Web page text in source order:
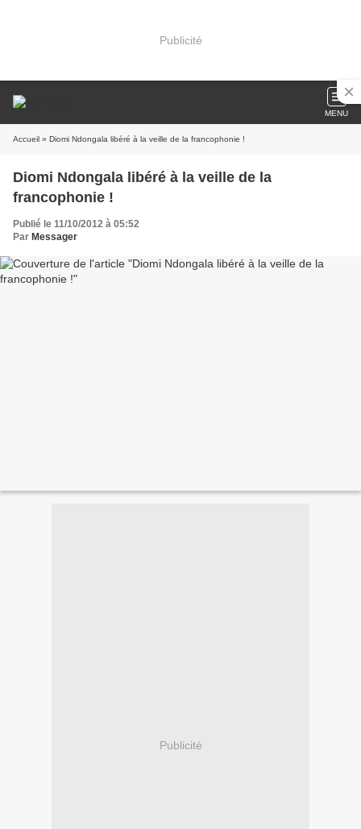
Publicité
MENU
Accueil » Diomi Ndongala libéré à la veille de la francophonie !
Diomi Ndongala libéré à la veille de la
francophonie !
Publié le 11/10/2012 à 05:52
Par Messager
Publicité